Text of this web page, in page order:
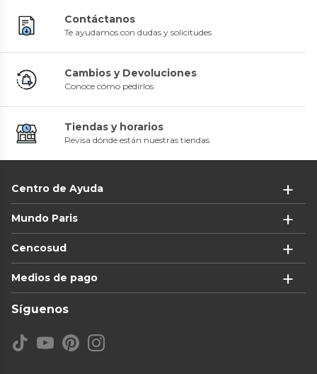
Contáctanos
Te ayudamos con dudas y solicitudes
Cambios y Devoluciones
Conoce cómo pedirlos
Tiendas y horarios
Revisa dónde están nuestras tiendas
Centro de Ayuda
Mundo Paris
Cencosud
Medios de pago
Síguenos